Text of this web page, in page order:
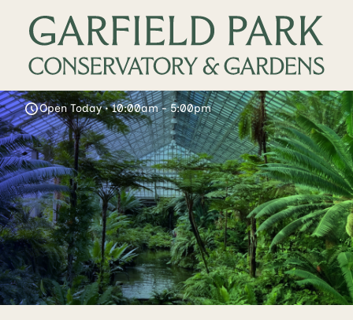
Open Today • 10:00am - 5:00pm